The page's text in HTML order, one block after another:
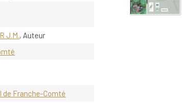
J.M., Auteur
de Franche-Comté